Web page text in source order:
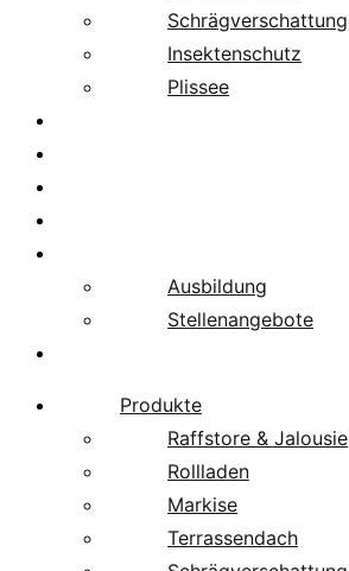
Schrägverschattung
Insektenschutz
Plissee
Ausbildung
Stellenangebote
Produkte
Raffstore & Jalousie
Rollladen
Markise
Terrassendach